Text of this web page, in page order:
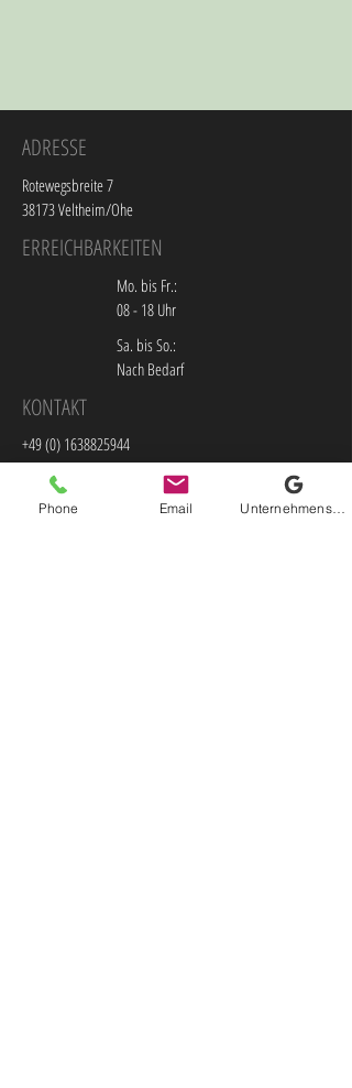
ADRESSE
Rotewegsbreite 7
38173 Veltheim/Ohe
ERREICHBARKEITEN
Mo. bis Fr.:
08 - 18 Uhr
Sa. bis So.:
Nach Bedarf
KONTAKT
+49 (0) 1638825944
sonjahampe71@gmail.com
Impressum
Datenschutz
AGB
Phone Email Unternehmensprofil bei Google